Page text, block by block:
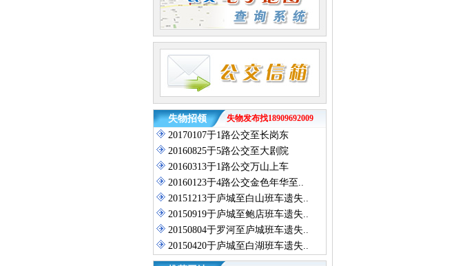
失物招领 失物发布找18909692009
20170107于1路公交至长岗东
20160825于5路公交至大剧院
20160313于1路公交万山上车
20160123于4路公交金色年华至..
20151213于庐城至白山班车遗失..
20150919于庐城至鲍店班车遗失..
20150804于罗河至庐城班车遗失..
20150420于庐城至白湖班车遗失..